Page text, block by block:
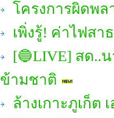
โครงการผิดพ
เพิ่งรู้! ค่าไฟส
[🔵LIVE] สด..
ข้ามชาติ
ล้างเกาะภูเก็ต